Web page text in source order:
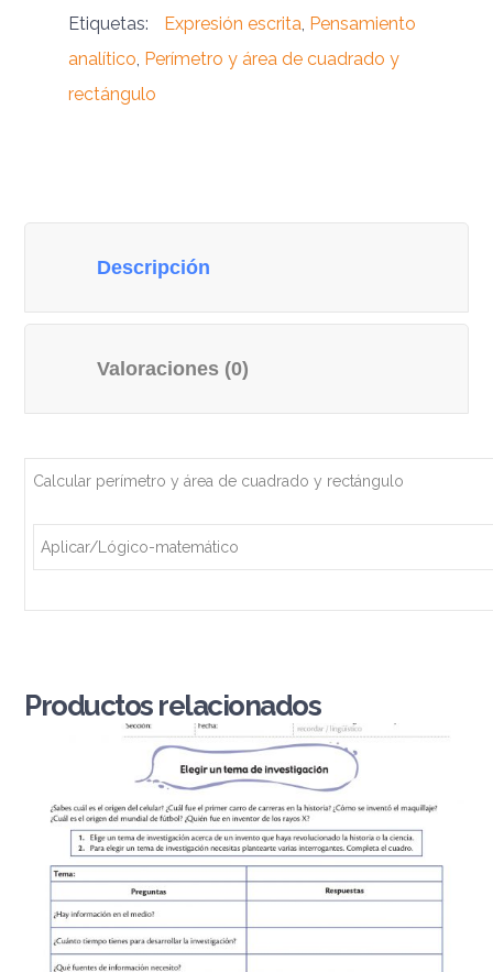
Etiquetas:
Expresión escrita Pensamiento
analítico Perímetro y área de cuadrado y
rectángulo
Descripción
Valoraciones (0)
Calcular perímetro y área de cuadrado y rectángulo
Aplicar/Lógico-matemático
Productos relacionados